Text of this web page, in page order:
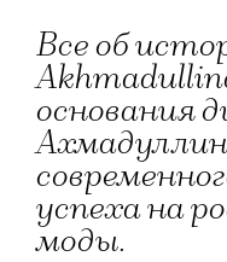
Все об
основания
успеха на
моды.